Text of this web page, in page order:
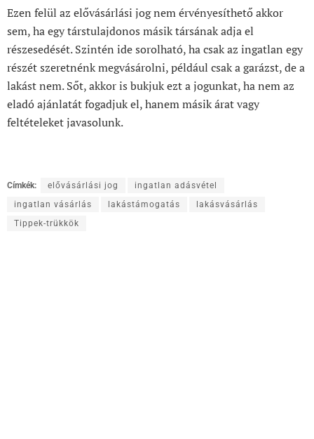
Ezen felül az elővásárlási jog nem érvényesíthető akkor
sem, ha egy társtulajdonos másik társának adja el
részesedését. Szintén ide sorolható, ha csak az ingatlan egy
részét szeretnénk megvásárolni, például csak a garázst, de a
lakást nem. Sőt, akkor is bukjuk ezt a jogunkat, ha nem az
eladó ajánlatát fogadjuk el, hanem másik árat vagy
feltételeket javasolunk.
Címkék: elővásárlási jog
ingatlan adásvétel
ingatlan vásárlás
lakástámogatás
lakásvásárlás
Tippek-trükkök